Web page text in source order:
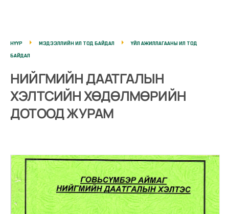
НҮҮР МЭДЭЭЛЛИЙН ИЛ ТОД БАЙДАЛ
ҮЙЛ АЖИЛЛАГААНЫ ИЛ ТОД
БАЙДАЛ
НИЙГМИЙН ДААТГАЛЫН
ХЭЛТСИЙН ХӨДӨЛМӨРИЙН
ДОТООД ЖУРАМ